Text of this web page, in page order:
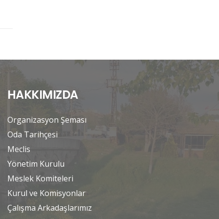
HAKKIMIZDA
Organizasyon Şeması
Oda Tarihçesi
Meclis
Yönetim Kurulu
Meslek Komiteleri
Kurul ve Komisyonlar
Çalışma Arkadaşlarımız